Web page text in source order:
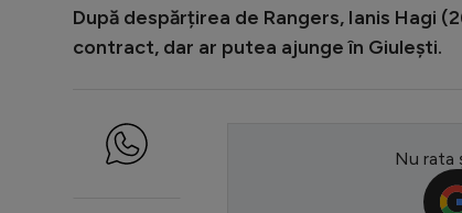
După despărțirea de Rangers, Ianis Hagi
contract, dar ar putea ajunge în Giulești.
Nu rata